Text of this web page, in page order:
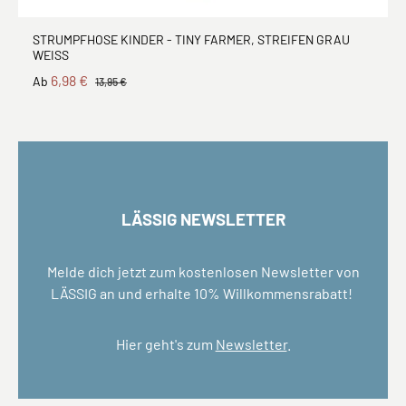
STRUMPFHOSE KINDER - TINY FARMER, STREIFEN GRAU
WEISS
Ab 6,98 € 13,95 €
LÄSSIG NEWSLETTER
Melde dich jetzt zum kostenlosen Newsletter von
LÄSSIG an und erhalte 10% Willkommensrabatt!
Hier geht's zum Newsletter.